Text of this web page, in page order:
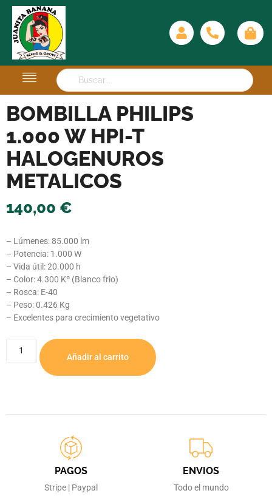
BOMBILLA PHILIPS
1.000 W HPI-T
HALOGENUROS
METALICOS
140,00 €
– Lúmenes: 85.000 lm
– Potencia: 1.000 W
– Vida útil: 20.000 h
– Color: 4.300 Kº (Blanco frio)
– Rosca: E-40
– Peso: 0.426 Kg
– Excelentes para crecimiento vegetativo
Añadir al carrito
PAGOS
Stripe | Paypal
ENVIOS
Todo el mundo